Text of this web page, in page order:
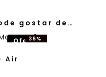
gostar de…
Oferta!
36%
OFF!
Air